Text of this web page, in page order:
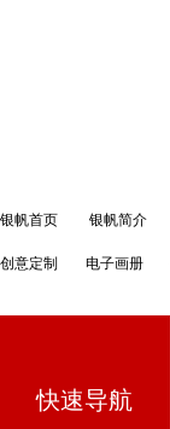
银帆首页 银帆简介
创意定制 电子画册
快速导航